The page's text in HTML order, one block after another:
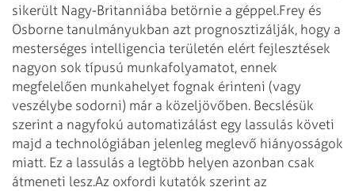
sikerült Nagy-Britanniába betörnie a géppel.Frey és
Osborne tanulmányukban azt prognosztizálják, hogy a
mesterséges intelligencia területén elért fejlesztések
nagyon sok típusú munkafolyamatot, ennek
megfelelően munkahelyet fognak érinteni (vagy
veszélybe sodorni) már a közeljövőben. Becslésük
szerint a nagyfokú automatizálást egy lassulás követi
majd a technológiában jelenleg meglevő hiányosságok
miatt. Ez a lassulás a legtöbb helyen azonban csak
átmeneti lesz.Az oxfordi kutatók szerint az